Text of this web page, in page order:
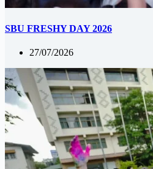
SBU FRESHY DAY 2026
27/07/2026